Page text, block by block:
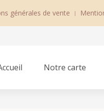
générales de vente
Notre carte